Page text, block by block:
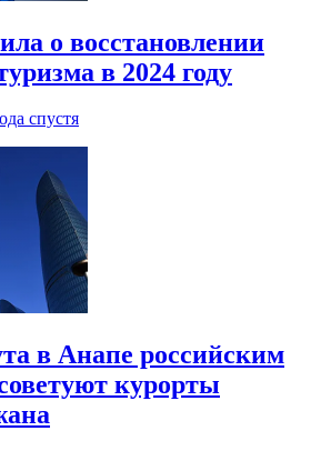
о восстановлении
в 2024 году
спустя
в Анапе российским
курорты